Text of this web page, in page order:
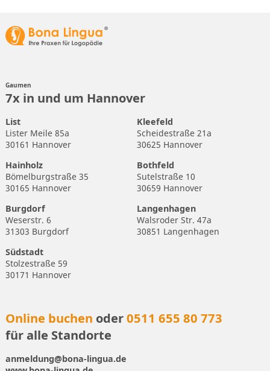
Gaumen
7x in und um Hannover
List
Lister Meile 85a
30161 Hannover
Kleefeld
Scheidestraße 21a
30625 Hannover
Hainholz
Bömelburgstraße 35
30165 Hannover
Bothfeld
Sutelstraße 10
30659 Hannover
Burgdorf
Weserstr. 6
31303 Burgdorf
Langenhagen
Walsroder Str. 47a
30851 Langenhagen
Südstadt
Stolzestraße 59
30171 Hannover
Online buchen oder0511 655 80 773
für alle Standorte
anmeldung@bona-lingua.de